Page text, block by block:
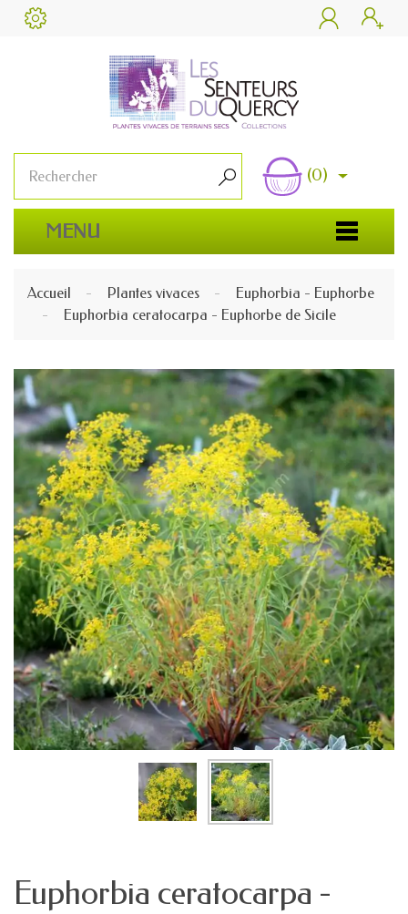
 
 (0)
MENU
Accueil Plantes vivaces
Euphorbia - Euphorbe
Euphorbia ceratocarpa - Euphorbe de Sicile
Euphorbia ceratocarpa -